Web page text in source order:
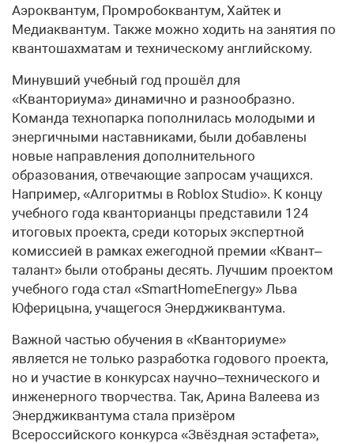
Аэроквантум, Промробоквантум, Хайтек и
Медиаквантум. Также можно ходить на занятия по
квантошахматам и техническому английскому.
Минувший учебный год прошёл для
«Кванториума» динамично и разнообразно.
Команда технопарка пополнилась молодыми и
энергичными наставниками, были добавлены
новые направления дополнительного
образования, отвечающие запросам учащихся.
Например, «Алгоритмы в Roblox Studio». К концу
учебного года кванторианцы представили 124
итоговых проекта, среди которых экспертной
комиссией в рамках ежегодной премии «Квант–
талант» были отобраны десять. Лучшим проектом
учебного года стал «SmartHomeEnergy» Льва
Юферицына, учащегося Энерджиквантума.
Важной частью обучения в «Кванториуме»
является не только разработка годового проекта,
но и участие в конкурсах научно–технического и
инженерного творчества. Так, Арина Валеева из
Энерджиквантума стала призёром
Всероссийского конкурса «Звёздная эстафета»,